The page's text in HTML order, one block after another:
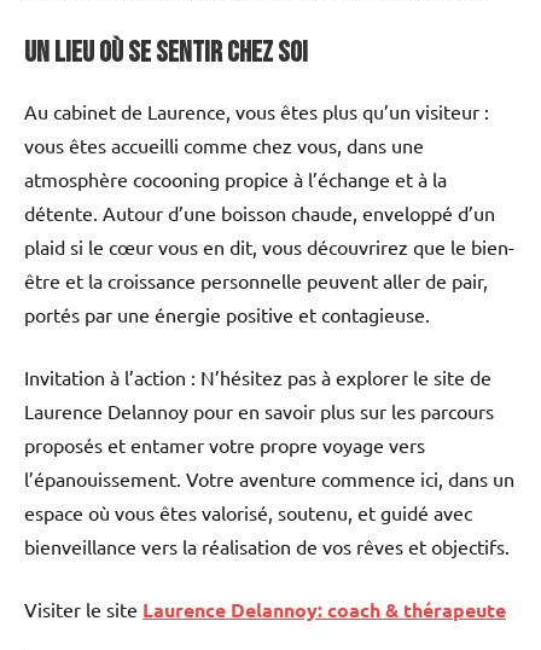
Un lieu où se sentir chez soi
Au cabinet de Laurence, vous êtes plus qu’un visiteur :
vous êtes accueilli comme chez vous, dans une
atmosphère cocooning propice à l’échange et à la
détente. Autour d’une boisson chaude, enveloppé d’un
plaid si le cœur vous en dit, vous découvrirez que le bien-
être et la croissance personnelle peuvent aller de pair,
portés par une énergie positive et contagieuse.
Invitation à l’action : N’hésitez pas à explorer le site de
Laurence Delannoy pour en savoir plus sur les parcours
proposés et entamer votre propre voyage vers
l’épanouissement. Votre aventure commence ici, dans un
espace où vous êtes valorisé, soutenu, et guidé avec
bienveillance vers la réalisation de vos rêves et objectifs.
Visiter le site Laurence Delannoy: coach & thérapeute